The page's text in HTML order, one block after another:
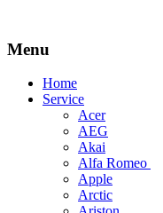
Menu
Skip
Home
Service
Acer
AEG
Akai
Alfa Romeo
Apple
Arctic